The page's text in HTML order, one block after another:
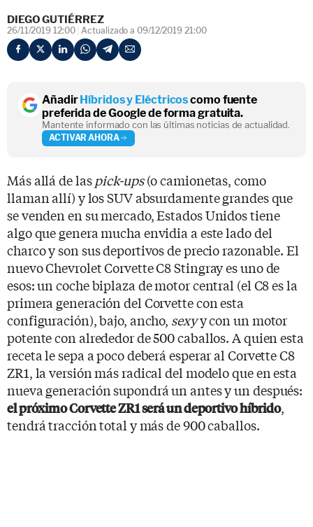
DIEGO GUTIÉRREZ
26/11/2019 12:00 Actualizado a 09/12/2019 21:00
AñadirHíbridos y Eléctricoscomo fuente
preferida de Google de forma gratuita.
Mantente informado con las últimas noticias de actualidad.
ACTIVAR AHORA
Más allá de laspick-ups(o camionetas, como
llaman allí) y los SUV absurdamente grandes que
se venden en su mercado, Estados Unidos tiene
algo que genera mucha envidia a este lado del
charco y son sus deportivos de precio razonable. El
nuevo Chevrolet Corvette C8 Stingray es uno de
esos: un coche biplaza de motor central (el C8 es la
primera generación del Corvette con esta
configuración), bajo, ancho, sexyy con un motor
potente con alrededor de 500 caballos. A quien esta
receta le sepa a poco deberá esperar al Corvette C8
ZR1, la versión más radical del modelo que en esta
nueva generación supondrá un antes y un después:
el próximo Corvette ZR1 será un deportivo híbrido,
tendrá tracción total y más de 900 caballos.